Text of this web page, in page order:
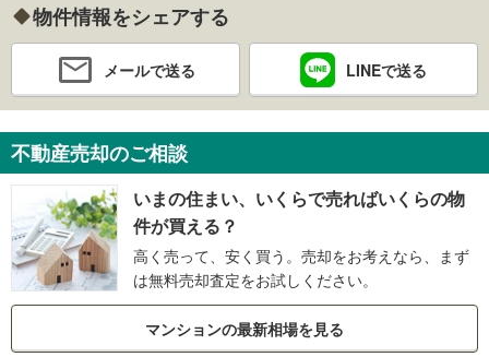
物件情報をシェアする
メールで送る LINEで送る
不動産売却のご相談
いまの住まい、いくらで売ればいくらの物
件が買える？
高く売って、安く買う。売却をお考えなら、まず
は無料売却査定をお試しください。
マンションの最新相場を見る